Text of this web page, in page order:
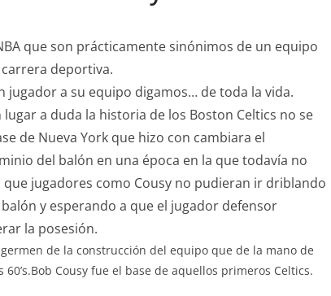
que son prácticamente sinónimos de un equipo
deportiva.
a su equipo digamos… de toda la vida.
a duda la historia de los Boston Celtics no se
de Nueva York que hizo con cambiara el
del balón en una época en la que todavía no
jugadores como Cousy no pudieran ir driblando
y esperando a que el jugador defensor
la posesión.
de la construcción del equipo que de la mano de
Cousy fue el base de aquellos primeros Celtics.